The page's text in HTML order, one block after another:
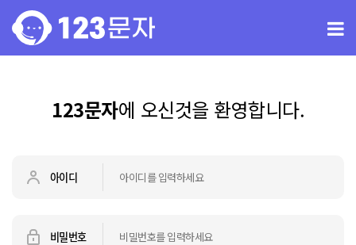
123문자에 오신것을 환영합니다.
아이디
비밀번호